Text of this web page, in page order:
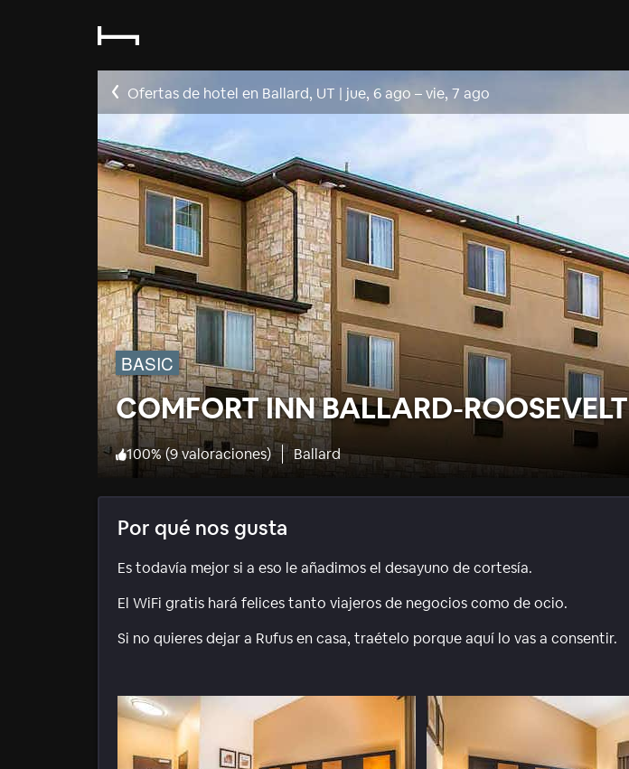
Ofertas de hotel en Ballard, UT | jue, 6 ago –vie, 7 ago
BASIC
COMFORT INN BALLARD-ROOSEVELT
100%(9 valoraciones) Ballard
Por qué nos gusta
Es todavía mejor si a eso le añadimos el desayuno de cortesía.
El WiFi gratis hará felices tanto viajeros de negocios como de ocio.
Si no quieres dejar a Rufus en casa, traételo porque aquí lo vas a consentir.